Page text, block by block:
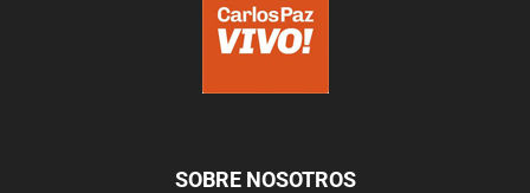
SOBRE NOSOTROS